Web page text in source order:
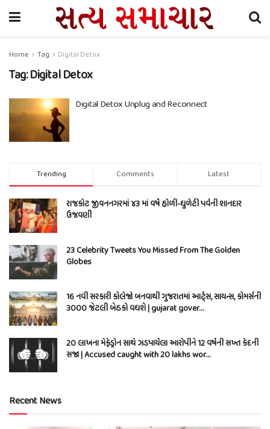
Home Tag Digital Detox
Tag:Digital Detox
Digital Detox Unplug and Reconnect
Trending Comments Latest
રાજકોટ જીવનનગરમાં ૪૩ માં વર્ષે હોળી-ધુળેટી પર્વની શાનદાર
ઉજવણી
23 Celebrity Tweets You Missed From The Golden
Globes
16 નવી સરકારી કોલેજો બનવાથી ગુજરાતમાં આર્ટ્સ, સાયન્સ, કોમર્સની
3000 જેટલી બેઠકો વધશે | gujarat gover…
20 લાખના મેફેડ્રોન સાથે ઝડપાયેલા આરોપીને 12 વર્ષની સખ્ત કેદની
સજા | Accused caught with 20 lakhs wor…
Recent News